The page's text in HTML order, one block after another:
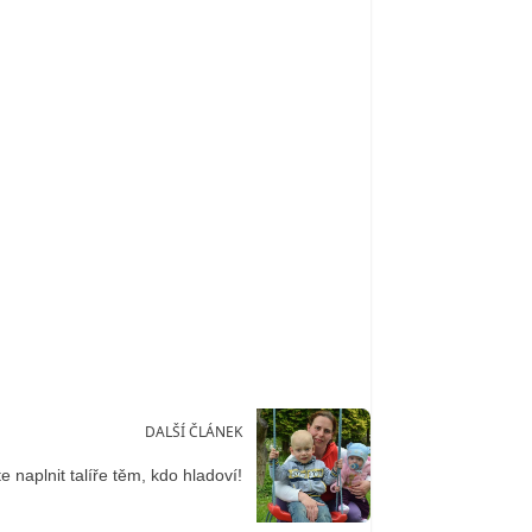
DALŠÍ ČLÁNEK
naplnit talíře těm, kdo hladoví!